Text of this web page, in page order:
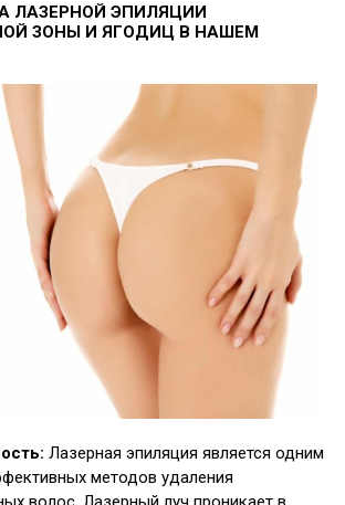
ЛАЗЕРНОЙ ЭПИЛЯЦИИ
ЗОНЫ И ЯГОДИЦ В НАШЕМ
Лазерная эпиляция является одним
методов удаления